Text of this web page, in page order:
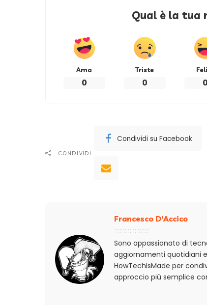
Qual è la tua
Ama
0
Triste
0 0
CONDIVIDI
Condividi su Facebook
Francesco D'Accico
Sono appassionato di
aggiornamenti quotidiani
HowTechIsMade per
approccio più semplice